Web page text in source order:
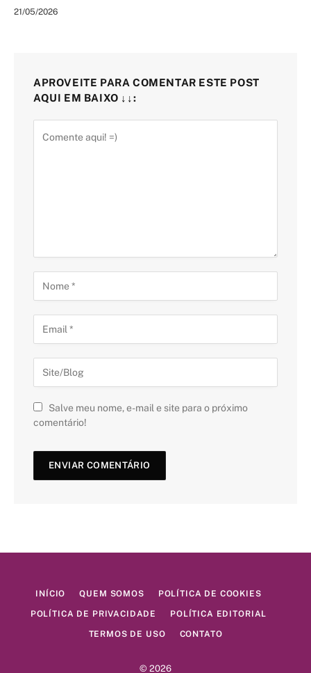
21/05/2026
APROVEITE PARA COMENTAR ESTE POST
AQUI EM BAIXO ↓↓:
Salve meu nome, e-mail e site para o próximo
comentário!
INÍCIO QUEM SOMOS POLÍTICA DE COOKIES
POLÍTICA DE PRIVACIDADE POLÍTICA EDITORIAL
TERMOS DE USO CONTATO
© 2026